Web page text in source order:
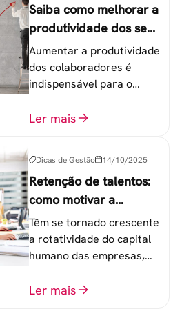
Saiba como melhorar a
produtividade dos seus
colaboradores
Aumentar a produtividade
dos colaboradores é
indispensável para o
equipe de trabalho. 6
Ler mais
Dicas de Gestão 14/10/2025
Retenção de talentos:
como motivar a
geração Y nas
empresas?
Têm se tornado crescente
a rotatividade do capital
humano das empresas,
colaboradores na faixa de
Ler mais